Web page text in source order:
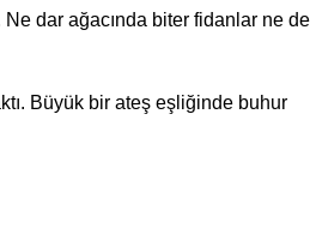
Ne dar ağacında biter fidanlar ne de
Büyük bir ateş eşliğinde buhur